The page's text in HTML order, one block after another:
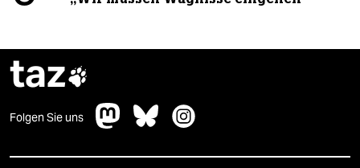
taz
Folgen Sie uns